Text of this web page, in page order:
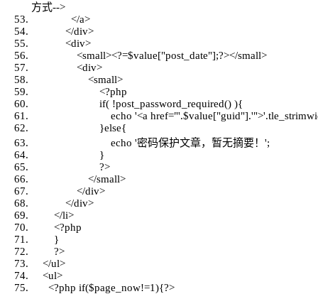
方式-->
</a>
</div>
<div>
<small><?=$value["post_date"];?></small>
<div>
<small>
<?php
if( !post_password_required() ){
echo '<a href="'.$value["guid"].'"
}else{
echo '密码保护文章，暂无摘要！';
}
?>
</small>
</div>
</div>
</li>
<?php
}
?>
</ul>
<ul>
<?php if($page_now!=1){?>